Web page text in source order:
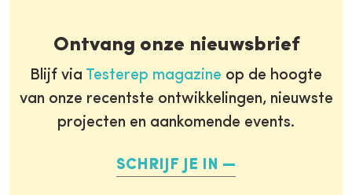
Ontvang onze nieuwsbrief
Blijf via Testerep magazine op de hoogte
van onze recentste ontwikkelingen, nieuwste
projecten en aankomende events.
SCHRIJF JE IN